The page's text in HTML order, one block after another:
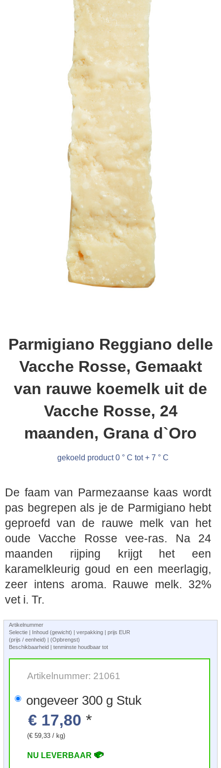
Parmigiano Reggiano delle
Vacche Rosse, Gemaakt
van rauwe koemelk uit de
Vacche Rosse, 24
maanden, Grana d`Oro
gekoeld product 0 ° C tot + 7 ° C
De faam van Parmezaanse kaas wordt
pas begrepen als je de Parmigiano hebt
geproefd van de rauwe melk van het
oude Vacche Rosse vee-ras. Na 24
maanden rijping krijgt het een
karamelkleurig goud en een meerlagig,
zeer intens aroma. Rauwe melk. 32%
vet i. Tr.
Artikelnummer
Selectie | Inhoud (gewicht) | verpakking | prijs EUR
(prijs / eenheid) | (Opbrengst)
Beschikbaarheid | tenminste houdbaar tot
Artikelnummer: 21061
ongeveer 300 g Stuk
€ 17,80 *
(€ 59,33 / kg)
NU LEVERBAAR